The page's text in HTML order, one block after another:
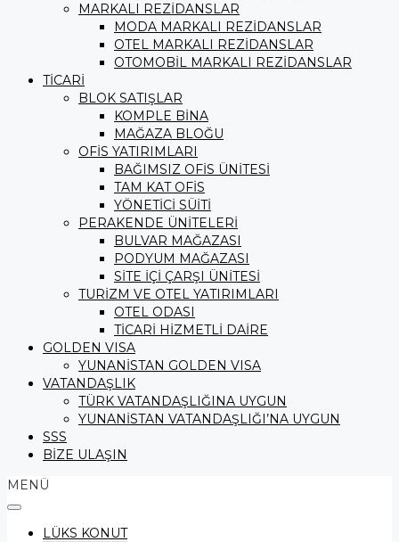
MARKALI REZİDANSLAR
MODA MARKALI REZİDANSLAR
OTEL MARKALI REZİDANSLAR
OTOMOBİL MARKALI REZİDANSLAR
TİCARİ
BLOK SATIŞLAR
KOMPLE BİNA
MAĞAZA BLOĞU
OFİS YATIRIMLARI
BAĞIMSIZ OFİS ÜNİTESİ
TAM KAT OFİS
YÖNETİCİ SÜİTİ
PERAKENDE ÜNİTELERİ
BULVAR MAĞAZASI
PODYUM MAĞAZASI
SİTE İÇİ ÇARŞI ÜNİTESİ
TURİZM VE OTEL YATIRIMLARI
OTEL ODASI
TİCARİ HİZMETLİ DAİRE
GOLDEN VISA
YUNANİSTAN GOLDEN VISA
VATANDAŞLIK
TÜRK VATANDAŞLIĞINA UYGUN
YUNANİSTAN VATANDAŞLIĞI’NA UYGUN
SSS
BİZE ULAŞIN
MENÜ
LÜKS KONUT